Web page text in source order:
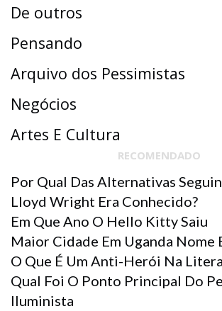
De outros
Pensando
Arquivo dos Pessimistas
Negócios
Artes E Cultura
RECOMENDADO
Por Qual Das Alternativas
Lloyd Wright Era Conhecido?
Em Que Ano O Hello Kitty Saiu
Maior Cidade Em Uganda Nome
O Que É Um Anti-Herói Na
Qual Foi O Ponto Principal Do
Iluminista